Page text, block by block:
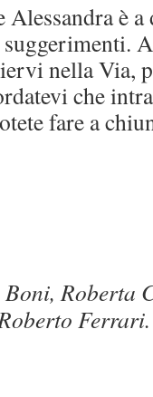
Alessandra è
nella Via,
che
fare a
Roberta
Ferrari.